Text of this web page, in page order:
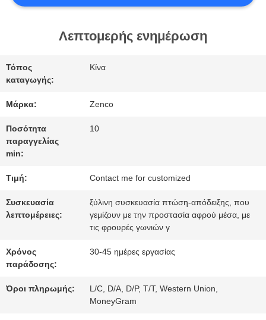
ΕΜΆΣ
ΕΡΓΟΣΤΑΣΊΟΥ
ΈΛΕΓΧΟΣ
ΠΟΙΌΤΗΤΑΣ
ΜΙΑ
ΠΡΟΣΦΟΡΆ
SITEMAP
Λεπτομερής ενημέρωση
Τόπος
καταγωγής:
Κίνα
Μάρκα: Zenco
Ποσότητα
παραγγελίας
min:
10
Τιμή: Contact me for customized
Συσκευασία
λεπτομέρειες:
ξύλινη συσκευασία πτώση-απόδειξης, που
γεμίζουν με την προστασία αφρού μέσα, με
τις φρουρές γωνιών γ
Χρόνος
παράδοσης:
30-45 ημέρες εργασίας
Όροι πληρωμής:
L/C, D/A, D/P, T/T, Western Union,
MoneyGram